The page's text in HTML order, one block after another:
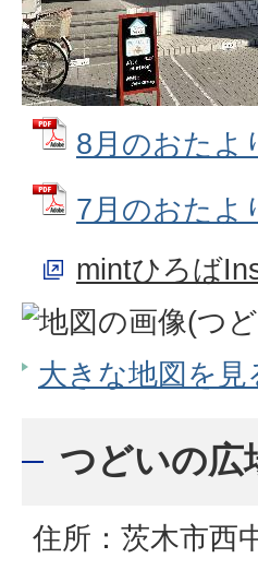
8月のおたよ
7月のおたよ
mintひろば
大きな地図を見
つどいの広
住所：茨木市西